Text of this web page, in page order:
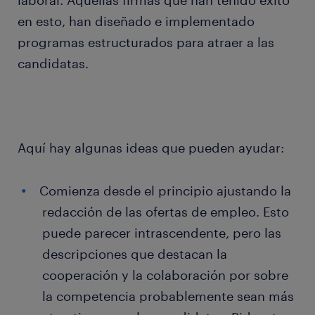
en esto, han diseñado e implementado
programas estructurados para atraer a las
candidatas.
Aquí hay algunas ideas que pueden ayudar:
Comienza desde el principio ajustando la
redacción de las ofertas de empleo. Esto
puede parecer intrascendente, pero las
descripciones que destacan la
cooperación y la colaboración por sobre
la competencia probablemente sean más